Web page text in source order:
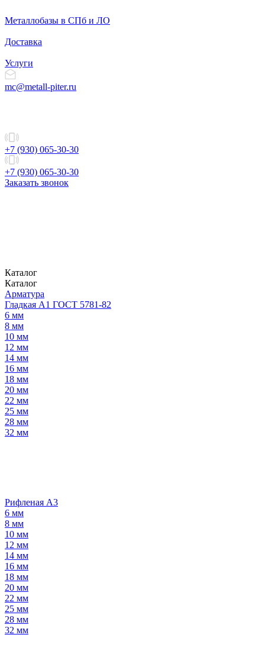
Металлобазы в СПб и ЛО
Доставка
Услуги
mc@metall-piter.ru
+7 (930) 065-30-30
+7 (930) 065-30-30
Заказать звонок
Каталог
Каталог
Арматура
Гладкая А1 ГОСТ 5781-82
6 мм
8 мм
10 мм
12 мм
14 мм
16 мм
18 мм
20 мм
22 мм
25 мм
28 мм
32 мм
Рифленая А3
6 мм
8 мм
10 мм
12 мм
14 мм
16 мм
18 мм
20 мм
22 мм
25 мм
28 мм
32 мм